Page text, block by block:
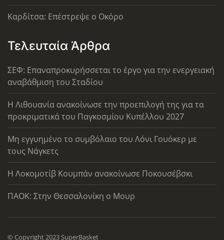
Καρδίτσα: Επέστρεψε ο Οκόρο
Τελευταία Άρθρα
ΣΕΦ: Επαναπροκυρήσσεται το έργο για την ενεργειακή
αναβάθμιση του Σταδίου
Η Λιθουανία ανακοίνωσε την προεπιλογή της για τα
προκριματικά του Παγκοσμίου Κυπέλλου 2027
Μη εγγυημένο το συμβόλαιο του Λόνι Γουόκερ με
τους Νάγκετς
Η Λοκομοτίβ Κουμπάν ανακοίνωσε Ποκουσέβσκι
ΠΑΟΚ: Στην Θεσσαλονίκη ο Μουρ
© Copyright 2023 SuperBasket